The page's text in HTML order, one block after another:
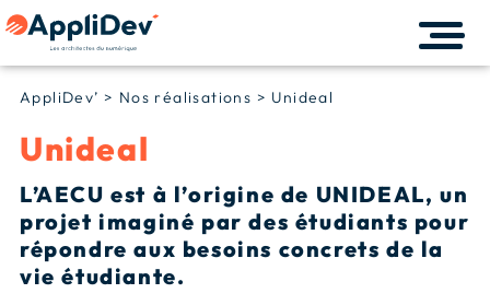
AppliDev’ > Nos réalisations > Unideal
Unideal
L’AECU est à l’origine de UNIDEAL, un
projet imaginé par des étudiants pour
répondre aux besoins concrets de la
vie étudiante.